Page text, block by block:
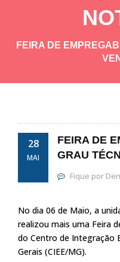
FEIRA DE
28
MAI
FEIRA DE
GRAU
Fique por
No dia 06 de Maio, a
realizou mais uma Feira
do Centro de Integração
Gerais (CIEE/MG).